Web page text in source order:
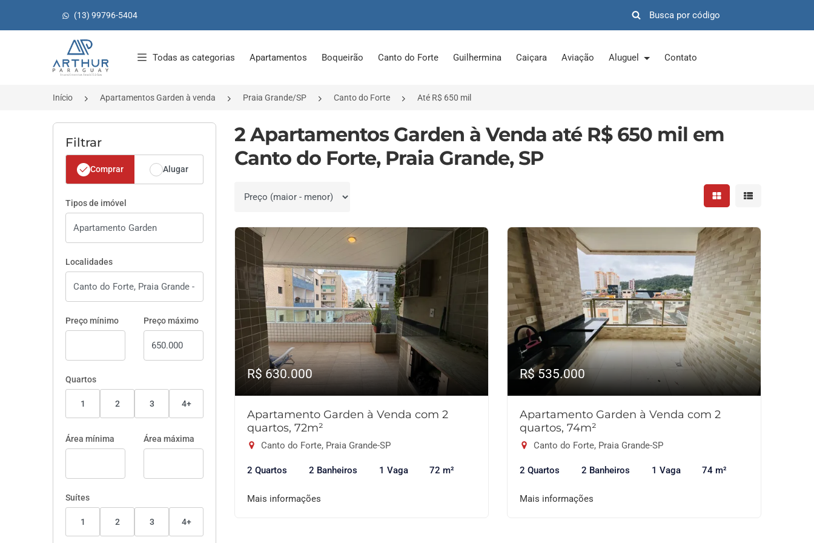
(13) 99796-5404
Página inicial
Todas as categorias Apartamentos Boqueirão Canto do Forte Guilhermina Caiçara Aviação Aluguel Contato
Início Apartamentos Garden à venda Praia Grande/SP Canto do Forte Até R$ 650 mil
Filtrar
Comprar Alugar
Tipos de imóvel
Localidades
Preço mínimo Preço máximo
Quartos
1 2 3 4+
Área mínima Área máxima
Suítes
1 2 3 4+
2 Apartamentos Garden à Venda até R$ 650 mil em
Canto do Forte, Praia Grande, SP
Ordenar por Mostrar resultados em
Mostrar
R$ 630.000
Apartamento Garden à Venda com 2
quartos, 72m²
Canto do Forte, Praia Grande-SP
2 Quartos 2 Banheiros 1 Vaga 72 m²
Mais informações
R$ 535.000
Apartamento Garden à Venda com 2
quartos, 74m²
Canto do Forte, Praia Grande-SP
2 Quartos 2 Banheiros 1 Vaga 74 m²
Mais informações